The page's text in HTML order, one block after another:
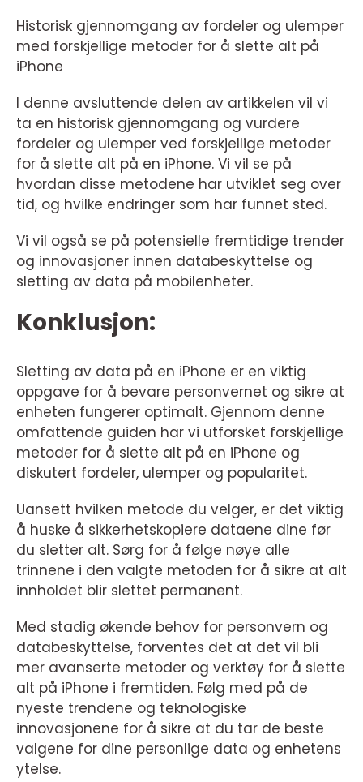
Historisk gjennomgang av fordeler og ulemper
med forskjellige metoder for å slette alt på
iPhone
I denne avsluttende delen av artikkelen vil vi
ta en historisk gjennomgang og vurdere
fordeler og ulemper ved forskjellige metoder
for å slette alt på en iPhone. Vi vil se på
hvordan disse metodene har utviklet seg over
tid, og hvilke endringer som har funnet sted.
Vi vil også se på potensielle fremtidige trender
og innovasjoner innen databeskyttelse og
sletting av data på mobilenheter.
Konklusjon:
Sletting av data på en iPhone er en viktig
oppgave for å bevare personvernet og sikre at
enheten fungerer optimalt. Gjennom denne
omfattende guiden har vi utforsket forskjellige
metoder for å slette alt på en iPhone og
diskutert fordeler, ulemper og popularitet.
Uansett hvilken metode du velger, er det viktig
å huske å sikkerhetskopiere dataene dine før
du sletter alt. Sørg for å følge nøye alle
trinnene i den valgte metoden for å sikre at alt
innholdet blir slettet permanent.
Med stadig økende behov for personvern og
databeskyttelse, forventes det at det vil bli
mer avanserte metoder og verktøy for å slette
alt på iPhone i fremtiden. Følg med på de
nyeste trendene og teknologiske
innovasjonene for å sikre at du tar de beste
valgene for dine personlige data og enhetens
ytelse.